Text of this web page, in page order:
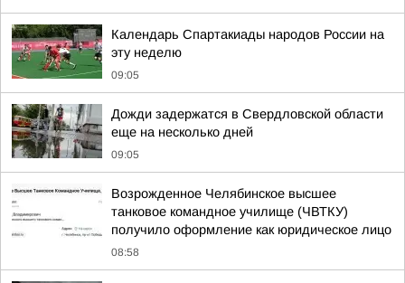
Календарь Спартакиады народов России на
эту неделю
09:05
Дожди задержатся в Свердловской области
еще на несколько дней
09:05
Возрожденное Челябинское высшее
танковое командное училище (ЧВТКУ)
получило оформление как юридическое лицо
08:58